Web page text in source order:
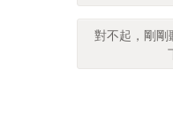
對不起，剛